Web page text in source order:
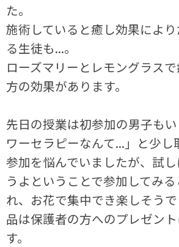
た。
施術していると癒し効果によ
る生徒も...。
ローズマリーとレモングラス
方の効果があります。
先日の授業は初参加の男子も
ワーセラピーなんて...」と少
参加を悩んでいましたが、試
うよということで参加してみ
れ、お花で集中でき楽しそう
品は保護者の方へのプレゼン
す。